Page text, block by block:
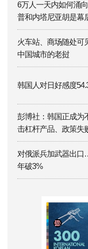
6万人一天内如何涌
普和内塔尼亚胡是幕
火车站、商场随处
中国城市的老挝
韩国人对日好感度
彭博社：韩国正成
击杠杆产品、政策失
对俄派兵加武器出
年破3%